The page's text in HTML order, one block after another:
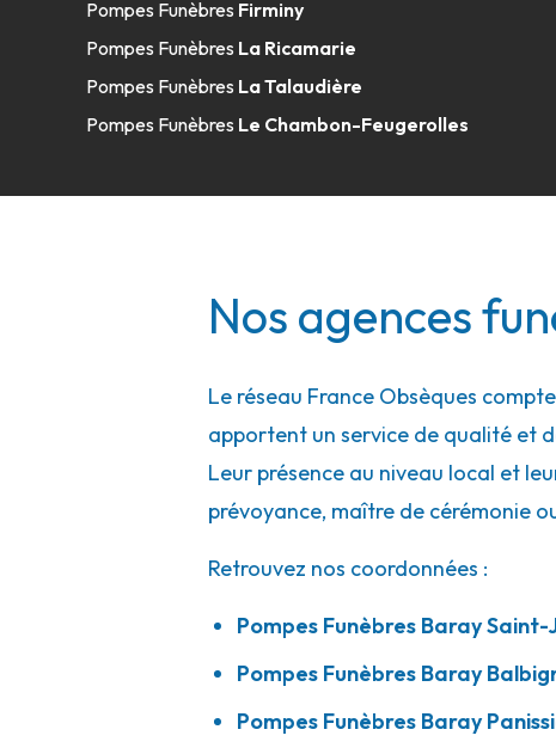
508 Allée Des Filieristes-01600 Trévoux
Consulter l'agence
Consulter l'agence 04 77 54 36 62
Pompes Funèbres Breso - Chazelles-
2-4 Rue Jean Jaurès 42140 Chazelles-sur-Lyon
Consulter l'agence 04 77 54 91 88
Pompes Funèbres Bouvet - Trévoux
Pompes Funèbres Firminy
Pompes Funèbres La Ricamarie
Pompes Funèbres La Talaudière
Pompes Funèbres Le Chambon-Feugerolles
Nos agences
Le réseau France Obsèques
apportent un service de qualité et
Leur présence au niveau local et
prévoyance, maître de cérémonie
Retrouvez nos coordonnées :
Pompes Funèbres Baray
Pompes Funèbres Baray
Pompes Funèbres Baray